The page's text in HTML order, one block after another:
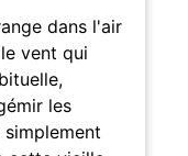
dans l'air
vent qui
les